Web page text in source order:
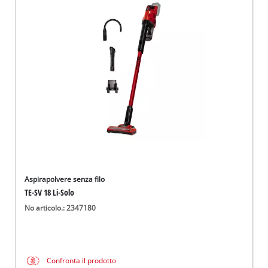
Aspirapolvere senza filo
TE-SV 18 Li-Solo
No articolo.: 2347180
Confronta il prodotto